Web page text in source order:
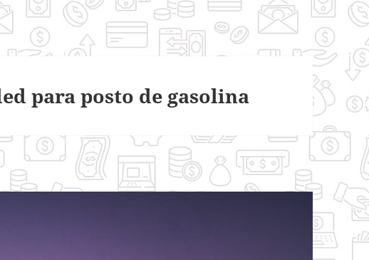
para posto de gasolina